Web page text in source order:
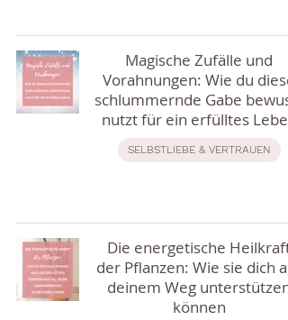
Magische Zufälle und
Vorahnungen: Wie du diese
schlummernde Gabe
nutzt für ein erfülltes Leben
SELBSTLIEBE & VERTRAUEN
Die energetische Heilkraft
der Pflanzen: Wie sie dich
deinem Weg unterstützen
können